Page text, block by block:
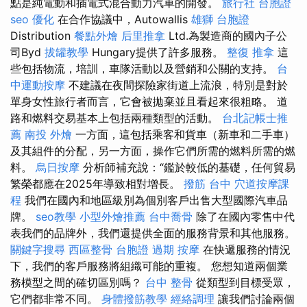
點是純電動和插電式混合動力汽車的開發。 旅行社 台胞證
seo 優化 在合作協議中，Autowallis 雄獅 台胞證
Distribution 餐點外燴 后里推拿 Ltd.為製造商的國內子公
司Byd 拔罐教學 Hungary提供了許多服務。 整復 推拿 這
些包括物流，培訓，車隊活動以及營銷和公關的支持。 台
中運動按摩 不建議在夜間探險家街道上流浪，特別是對於
單身女性旅行者而言，它會被拋棄並且看起來很粗略。 道
路和燃料交易基本上包括兩種類型的活動。 台北記帳士推
薦 南投 外燴 一方面，這包括乘客和貨車（新車和二手車）
及其組件的分配，另一方面，操作它們所需的燃料所需的燃
料。 烏日按摩 分析師補充說：“鑑於較低的基礎，任何貿易
繁榮都應在2025年導致相對增長。 撥筋 台中 穴道按摩課
程 我們在國內和地區級別為個別客戶出售大型國際汽車品
牌。 seo教學 小型外燴推薦 台中喬骨 除了在國內零售中代
表我們的品牌外，我們還提供全面的服務背景和其他服務。
關鍵字搜尋 西區整骨 台胞證 過期 按摩 在快遞服務的情況
下，我們的客戶服務將組織可能的重複。 您想知道兩個業
務模型之間的確切區別嗎？ 台中 整骨 從類型到目標受眾，
它們都非常不同。 身體撥筋教學 經絡調理 讓我們討論兩個